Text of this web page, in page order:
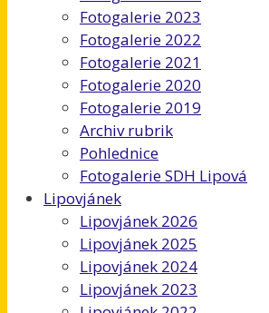
Fotogalerie 2023
Fotogalerie 2022
Fotogalerie 2021
Fotogalerie 2020
Fotogalerie 2019
Archiv rubrik
Pohlednice
Fotogalerie SDH Lipová
Lipovjánek
Lipovjánek 2026
Lipovjánek 2025
Lipovjánek 2024
Lipovjánek 2023